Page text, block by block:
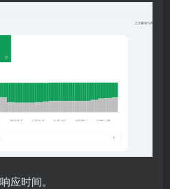
应时间。